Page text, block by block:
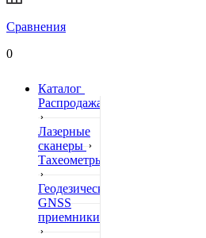
Сравнения
0
Каталог
Распродажа
Лазерные
сканеры
Тахеометры
Геодезические
GNSS
приемники